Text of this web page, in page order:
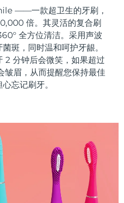
——一款超卫生的牙刷，
倍。其灵活的复合刷
全方位清洁。采用声波
斑，同时温和呵护牙龈。
2 分钟后会微笑，如果超过
皱眉，从而提醒您保持最佳
忘记刷牙。
套装
Plus
heating
aging massage
mini
T-zone
套装
toning
go
toning on-the-go
line smoothing device
理
aging skincare
装
and red light therapy
mini
device for young skin
口腔护理
silicone sonic toothbrush
sonic toothbrush
aging
预计送达日期 8/11/26
预计送达日期 8/17/26
预计送达日期8/14/26
预计送达日期8/16/26
预计送达日期8/15/26
8/15/26
预计送达日期 8/11/26
预计送达日期 8/15/26